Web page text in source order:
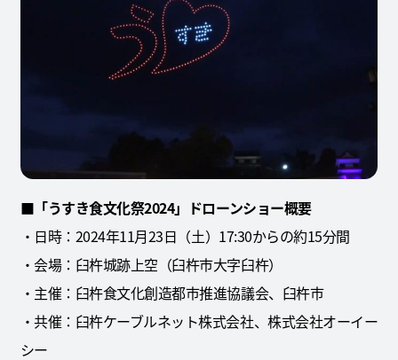
■ 「うすき食文化祭2024」ドローンショー概要
・日時：2024年11月23日（土）17:30からの約15分間
・会場：臼杵城跡上空（臼杵市大字臼杵）
・主催：臼杵食文化創造都市推進協議会、臼杵市
・共催：臼杵ケーブルネット株式会社、株式会社オーイー
シー